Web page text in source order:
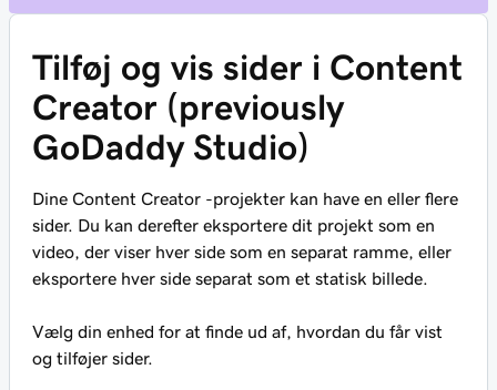
Tilføj og vis sider i Content
Creator (previously
GoDaddy Studio)
Dine Content Creator -projekter kan have en eller flere
sider. Du kan derefter eksportere dit projekt som en
video, der viser hver side som en separat ramme, eller
eksportere hver side separat som et statisk billede.
Vælg din enhed for at finde ud af, hvordan du får vist
og tilføjer sider.